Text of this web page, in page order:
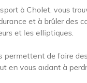
à Cholet, vous
et à brûler des
et les elliptiques.
permettent de faire
en vous aidant à